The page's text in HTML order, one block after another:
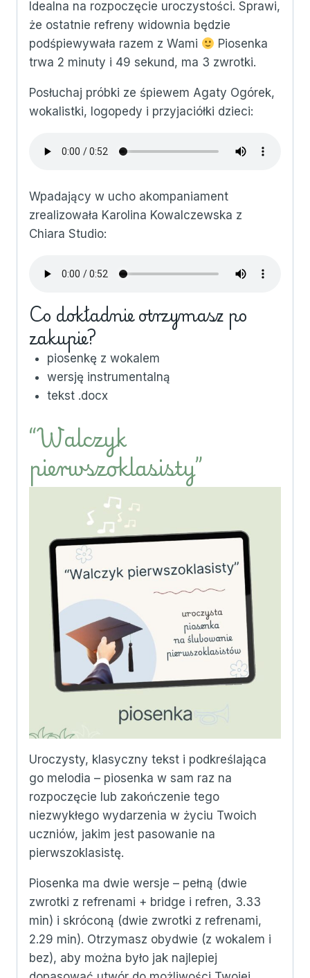
Idealna na rozpoczęcie uroczystości. Sprawi,
że ostatnie refreny widownia będzie
podśpiewywała razem z Wami
Piosenka
trwa 2 minuty i 49 sekund, ma 3 zwrotki.
Posłuchaj próbki ze śpiewem Agaty Ogórek,
wokalistki, logopedy i przyjaciółki dzieci:
Wpadający w ucho akompaniament
zrealizowała Karolina Kowalczewska z
Chiara Studio:
Co dokładnie otrzymasz po
zakupie?
piosenkę z wokalem
wersję instrumentalną
tekst .docx
“Walczyk
pierwszoklasisty”
Uroczysty, klasyczny tekst i podkreślająca
go melodia – piosenka w sam raz na
rozpoczęcie lub zakończenie tego
niezwykłego wydarzenia w życiu Twoich
uczniów, jakim jest pasowanie na
pierwszoklasistę.
Piosenka ma dwie wersje – pełną (dwie
zwrotki z refrenami + bridge i refren, 3.33
min) i skróconą (dwie zwrotki z refrenami,
2.29 min). Otrzymasz obydwie (z wokalem i
bez), aby można było jak najlepiej